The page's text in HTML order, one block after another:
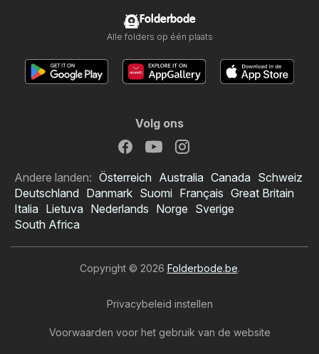
Folderbode
Alle folders op één plaats
Volg ons
Andere landen: Österreich Australia Canada Schweiz
Deutschland Danmark Suomi Français Great Britain
Italia Lietuva Nederlands Norge Sverige
South Africa
Copyright © 2026 Folderbode.be.
Privacybeleid instellen
Voorwaarden voor het gebruik van de website